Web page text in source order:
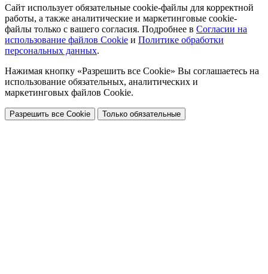
Сайт использует обязательные cookie-файлы для корректной
работы, а также аналитические и маркетинговые cookie-
файлы только с вашего согласия. Подробнее в Согласии на
использование файлов Cookie и Политике обработки
персональных данных.
Нажимая кнопку «Разрешить все Cookie» Вы соглашаетесь на
использование обязательных, аналитических и
маркетинговых файлов Cookie.
Разрешить все Cookie Только обязательные